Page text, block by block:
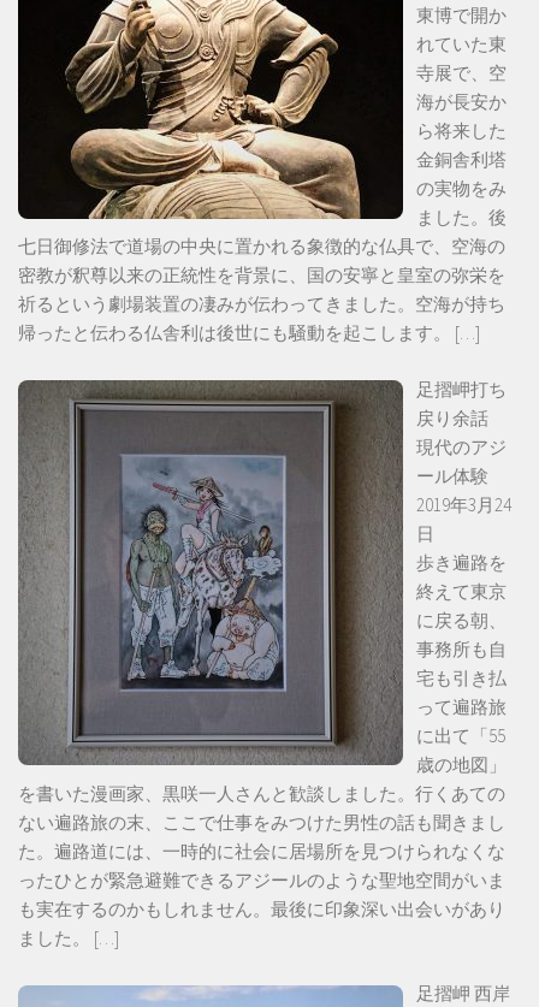
東博で開か
れていた東
寺展で、空
海が長安か
ら将来した
金銅舎利塔
の実物をみ
ました。後
七日御修法で道場の中央に置かれる象徴的な仏具で、空海の
密教が釈尊以来の正統性を背景に、国の安寧と皇室の弥栄を
祈るという劇場装置の凄みが伝わってきました。空海が持ち
帰ったと伝わる仏舎利は後世にも騒動を起こします。
[…]
足摺岬打ち
戻り余話
現代のアジ
ール体験
2019年3月24
日
歩き遍路を
終えて東京
に戻る朝、
事務所も自
宅も引き払
って遍路旅
に出て「55
歳の地図」
を書いた漫画家、黒咲一人さんと歓談しました。行くあての
ない遍路旅の末、ここで仕事をみつけた男性の話も聞きまし
た。遍路道には、一時的に社会に居場所を見つけられなくな
ったひとが緊急避難できるアジールのような聖地空間がいま
も実在するのかもしれません。最後に印象深い出会いがあり
ました。
[…]
足摺岬 西岸